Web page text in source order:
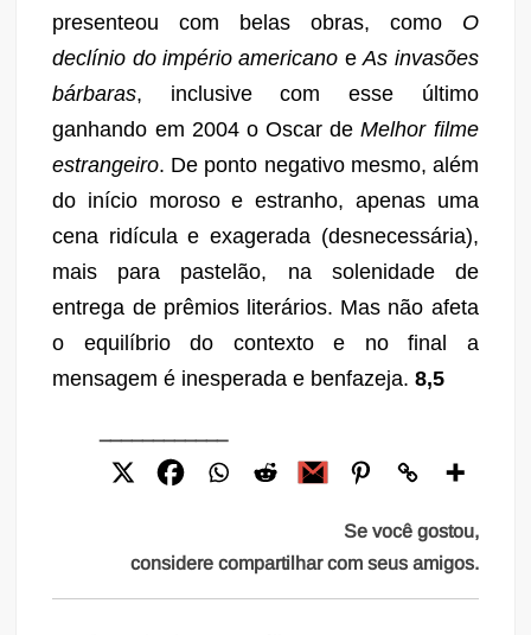
presenteou com belas obras, como O
declínio do império americano eAs invasões
bárbaras, inclusive com esse último
ganhando em 2004o Oscar deMelhor filme
estrangeiro. De ponto negativo mesmo, além
do início moroso e estranho, apenas uma
cena ridícula e exagerada (desnecessária),
mais para pastelão, na solenidade de
entrega de prêmios literários. Mas não afeta
o equilíbriodo contextoe no final a
mensagemé inesperada e benfazeja.8,5
Se você gostou,
considere compartilhar com seus amigos.